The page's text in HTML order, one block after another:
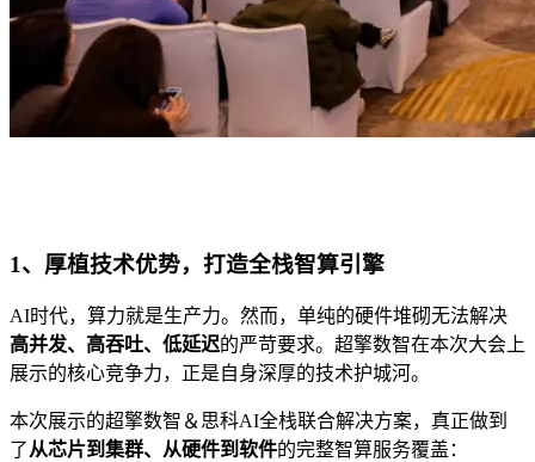
1、厚植技术优势，打造全栈智算引擎
AI时代，算力就是生产力。然而，单纯的硬件堆砌无法解决
高并发、高吞吐、低延迟的严苛要求。超擎数智在本次大会上
展示的核心竞争力，正是自身深厚的技术护城河。
本次展示的超擎数智＆思科AI全栈联合解决方案，真正做到
了从芯片到集群、从硬件到软件的完整智算服务覆盖：